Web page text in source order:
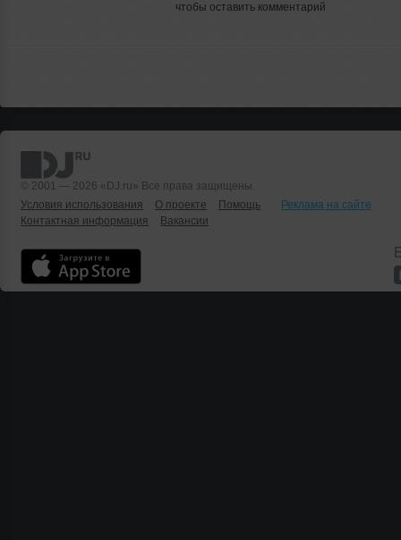
чтобы оставить комментарий
© 2001 — 2026 «DJ.ru» Все права защищены.
Условия использования
О проекте Помощь
Реклама на сайте
Контактная информация
Вакансии